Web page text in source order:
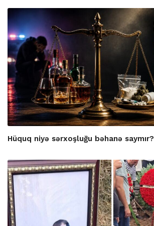
Hüquq niyə sərxoşluğu bəhanə saymır?